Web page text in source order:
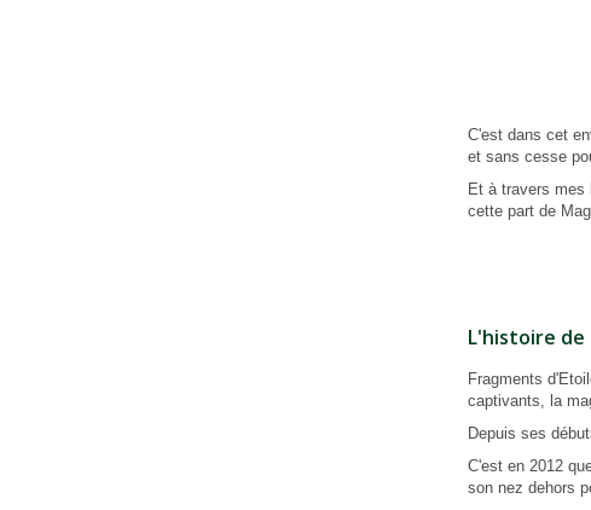
C'est dans cet
et sans cesse
Et à travers mes
cette part de
L'histoire
Fragments
captivants, la
Depuis ses
C'est en 2012
son nez dehors